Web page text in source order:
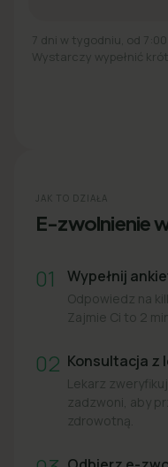
7 dni w tygodniu, od
Wystarczy wypełnić
JAK TO DZIAŁA
E-zwolnienie
01 Wypełnij
Odpowiedz na
Zajmie Ci to 2
02 Konsultacja z
Lekarz
zadzwoni, aby
zdrowotną.